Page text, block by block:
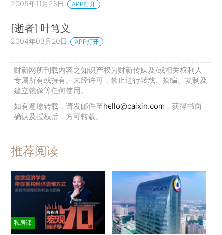
2005年11月28日 APP打开
[逝者] 叶笃义
2004年03月20日 APP打开
财新网所刊载内容之知识产权为财新传媒及/或相关权利人
专属所有或持有。未经许可，禁止进行转载、摘编、复制及
建立镜像等任何使用。
如有意愿转载，请发邮件至hello@caixin.com ，获得书面
确认及授权后，方可转载。
推荐阅读
私房课